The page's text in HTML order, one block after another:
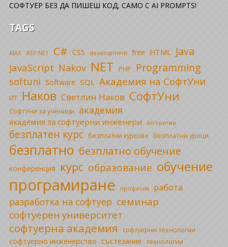
СОФТУЕР БЕЗ ДА ПИШЕШ КОД, САМО С AI PROMPTS!
TAGS
AJAX ASP.NET C# CSS development free HTML Java
JavaScript Nakov NET PHP Programming
softuni Software SQL Академия на СофтУни
ИТ Наков Светлин Наков СофтУни
СофтУни за ученици академия
академия за софтуерни инженери алгоритми
безплатен курс безплатни курсове безплатни уроци
безплатно безплатно обучение
конференция курс образование обучение
програмиране професия работа
разработка на софтуер семинар
софтуерен университет
софтуерна академия софтуерни технологии
софтуерно инженерство състезание технологии